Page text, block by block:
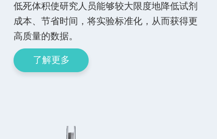
低死体积使研究人员能够较大限度地降低试剂
成本、节省时间，将实验标准化，从而获得更
高质量的数据。
了解更多